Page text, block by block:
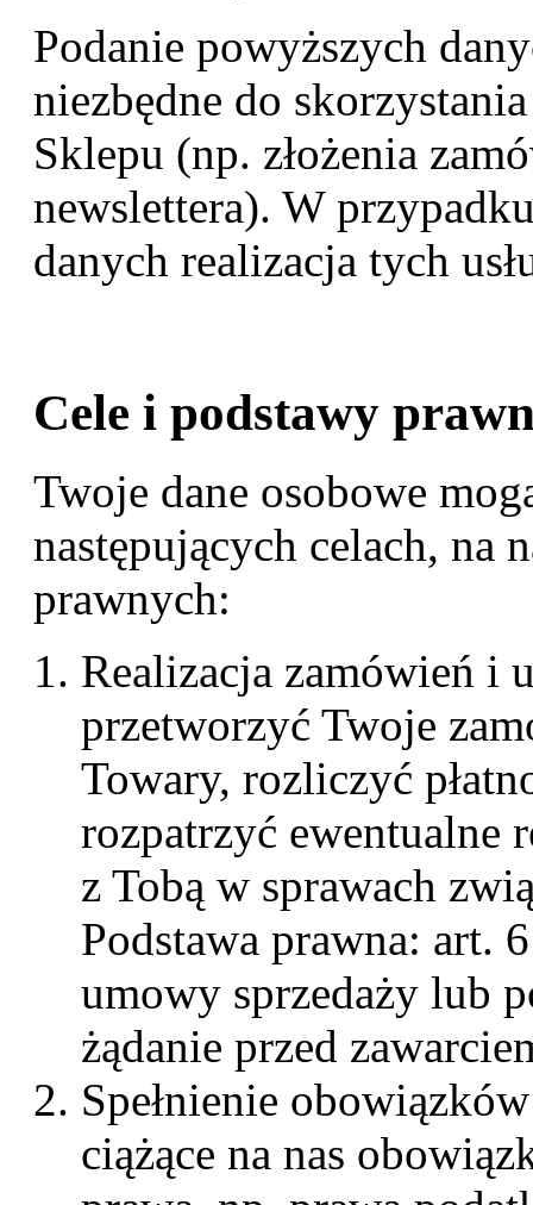
Podanie powyższych
niezbędne do
Sklepu (np. złożenia
newslettera). W
danych realizacja tych
Cele i podstawy
Twoje dane osobowe
następujących celach, na
prawnych:
Realizacja zamówień i
przetworzyć Twoje
Towary, rozliczyć
rozpatrzyć ewentualne
z Tobą w sprawach
Podstawa prawna: art.
umowy sprzedaży lub
żądanie przed
Spełnienie
ciążące na nas